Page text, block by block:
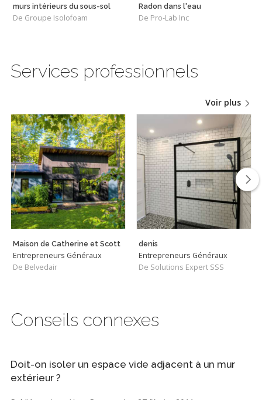
murs intérieurs du sous-sol
De Groupe Isolofoam
Radon dans l'eau
De Pro-Lab Inc
Services professionnels
Voir plus
Maison de Catherine et Scott
Entrepreneurs Généraux
De Belvedair
denis
Entrepreneurs Généraux
De Solutions Expert SSS
Conseils connexes
Doit-on isoler un espace vide adjacent à un mur
extérieur ?